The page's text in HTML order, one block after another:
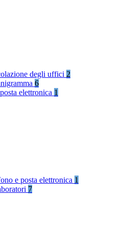
degli uffici 2
6
elettronica 1
e posta elettronica 1
7